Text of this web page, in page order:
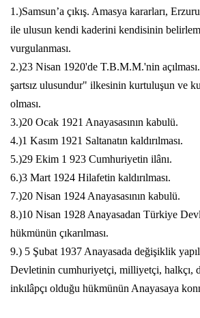
1.)Samsun’a çıkış. Amasya kararları,
ile ulusun kendi kaderini kendisinin
vurgulanması.
2.)23 Nisan 1920'de T.B.M.M.'nin
şartsız ulusundur" ilkesinin kurtuluşun ve
olması.
3.)20 Ocak 1921 Anayasasının kabulü.
4.)1 Kasım 1921 Saltanatın kaldırılması.
5.)29 Ekim 1 923 Cumhuriyetin ilânı.
6.)3 Mart 1924 Hilafetin kaldırılması.
7.)20 Nisan 1924 Anayasasının kabulü.
8.)10 Nisan 1928 Anayasadan Türkiye
hükmünün çıkarılması.
9.) 5 Şubat 1937 Anayasada değişiklik
Devletinin cumhuriyetçi, milliyetçi, halkçı,
inkılâpçı olduğu hükmünün Anayasaya